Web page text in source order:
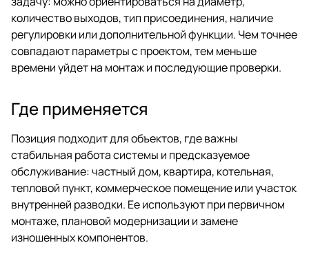
количество выходов, тип присоединения, наличие
регулировки или дополнительной функции. Чем точнее
совпадают параметры с проектом, тем меньше
времени уйдет на монтаж и последующие проверки.
Где применяется
Позиция подходит для объектов, где важны
стабильная работа системы и предсказуемое
обслуживание: частный дом, квартира, котельная,
тепловой пункт, коммерческое помещение или участок
внутренней разводки. Ее используют при первичном
монтаже, плановой модернизации и замене
изношенных компонентов.